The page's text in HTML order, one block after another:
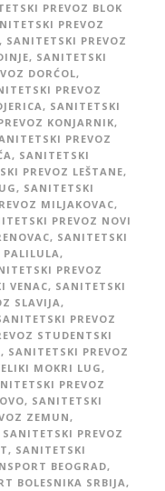
PREVOZ BLOK
PREVOZ
, SANITETSKI PREVOZ
, SANITETSKI
DORĆOL,
PREVOZ
, SANITETSKI
KONJARNIK,
PREVOZ
, SANITETSKI
PREVOZ LEŠTANE,
, SANITETSKI
MILJAKOVAC,
PREVOZ NOVI
, SANITETSKI
PALILULA,
PREVOZ
VENAC, SANITETSKI
SLAVIJA,
PREVOZ
STUDENTSKI
, SANITETSKI PREVOZ
MOKRI LUG,
PREVOZ
, SANITETSKI
ZEMUN,
SANITETSKI PREVOZ
, SANITETSKI
BEOGRAD,
BOLESNIKA SRBIJA,